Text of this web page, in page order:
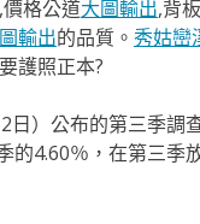
格公道大圖輸出,背
輸出的品質。 秀姑巒
護照正本?
）公布的第三季調
的4.60％，在第三季